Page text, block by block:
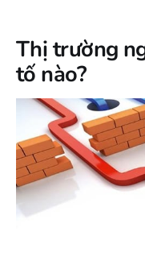
Thị trường
tố nào?